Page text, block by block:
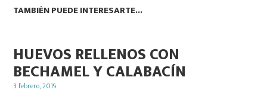
TAMBIÉN PUEDE INTERESARTE...
HUEVOS RELLENOS CON
BECHAMEL Y CALABACÍN
Posted
3 febrero, 2019